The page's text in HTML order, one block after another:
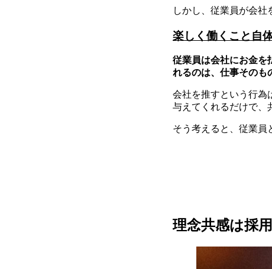
しかし、従業員が会社
楽しく働くこと自
従業員は会社にお金を
れるのは、仕事そのも
会社を推すという行為
与えてくれるだけで、
そう考えると、従業員
理念共感は採